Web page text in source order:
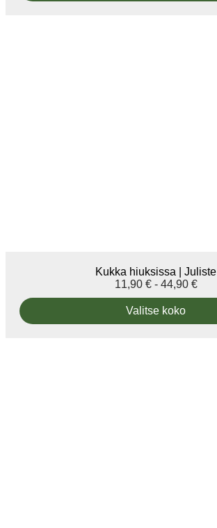
Kukka hiuksissa | Juliste
11,90 € - 44,90 €
Valitse koko